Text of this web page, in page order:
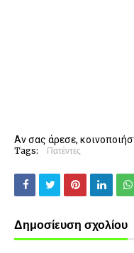
Αν σας άρεσε,
Tags: Πατέντες
Δημοσίευση σχολίου